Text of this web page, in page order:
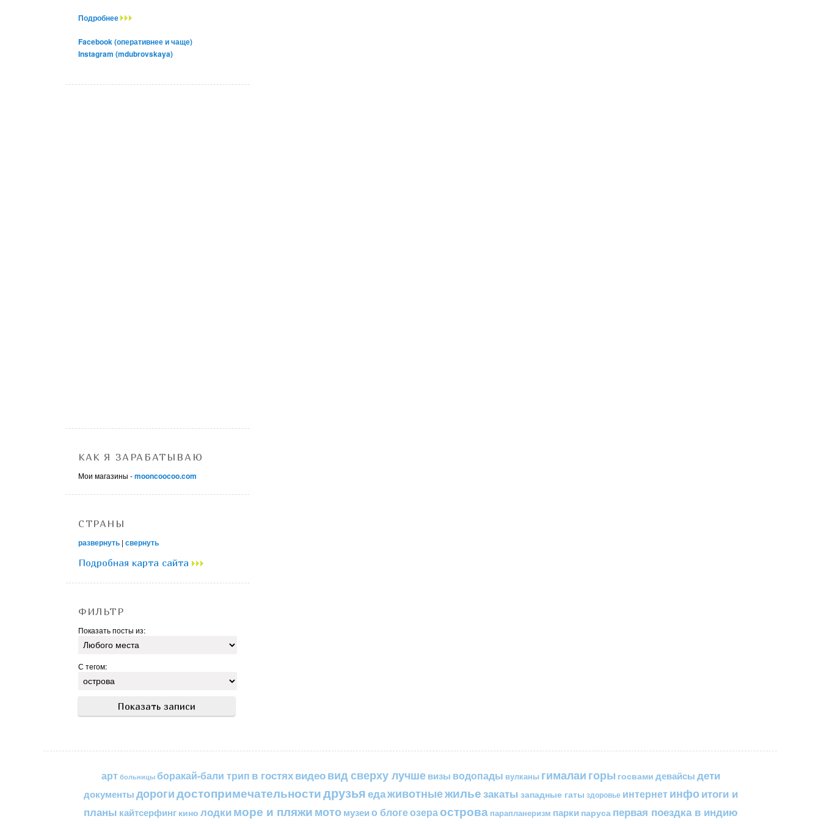
Подробнее
Facebook (оперативнее и чаще)
Instagram (mdubrovskaya)
КАК Я ЗАРАБАТЫВАЮ
Мои магазины -mooncoocoo.com
СТРАНЫ
развернуть | свернуть
Подробная карта сайта
ФИЛЬТР
Показать посты из:
С тегом:
арт больницы боракай-бали трип в гостяхвидеовид сверху лучше визы водопады вулканы гималаи горы госвами девайсы дети
документыдорогидостопримечательностидрузьяедаживотныежильезакаты западные гаты здоровье интернетинфоитоги и
планы кайтсерфинг кино лодкиморе и пляжимото музеи о блогеозераострова парапланеризм парки паруса первая поездка в индию